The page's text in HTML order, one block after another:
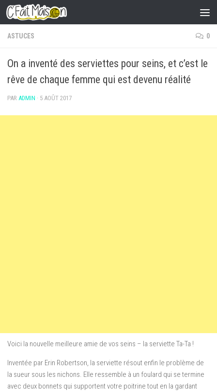
Skip to content
ASTUCES 0
On a inventé des serviettes pour seins, et c’est le
rêve de chaque femme qui est devenu réalité
PAR ADMIN · 5 AOÛT 2017
Voici la nouvelle meilleure amie de vos seins – la serviette Ta-Ta !
Inventée par Erin Robertson, la serviette résout enfin le problème de
la sueur sous les nichons. Elle ressemble à un foulard qui se termine
avec deux bonnets qui supportent votre poitrine tout en la gardant